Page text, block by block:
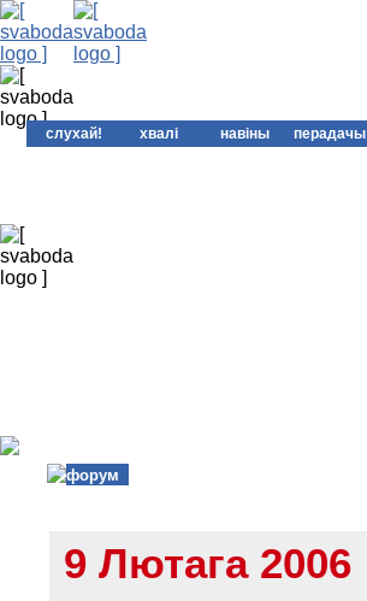
форум
9 Лютага 2006
слухай! хвалі навіны перадачы